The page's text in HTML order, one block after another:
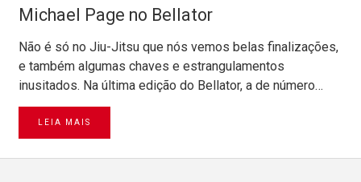
Michael Page no Bellator
Não é só no Jiu-Jitsu que nós vemos belas finalizações,
e também algumas chaves e estrangulamentos
inusitados. Na última edição do Bellator, a de número…
LEIA MAIS